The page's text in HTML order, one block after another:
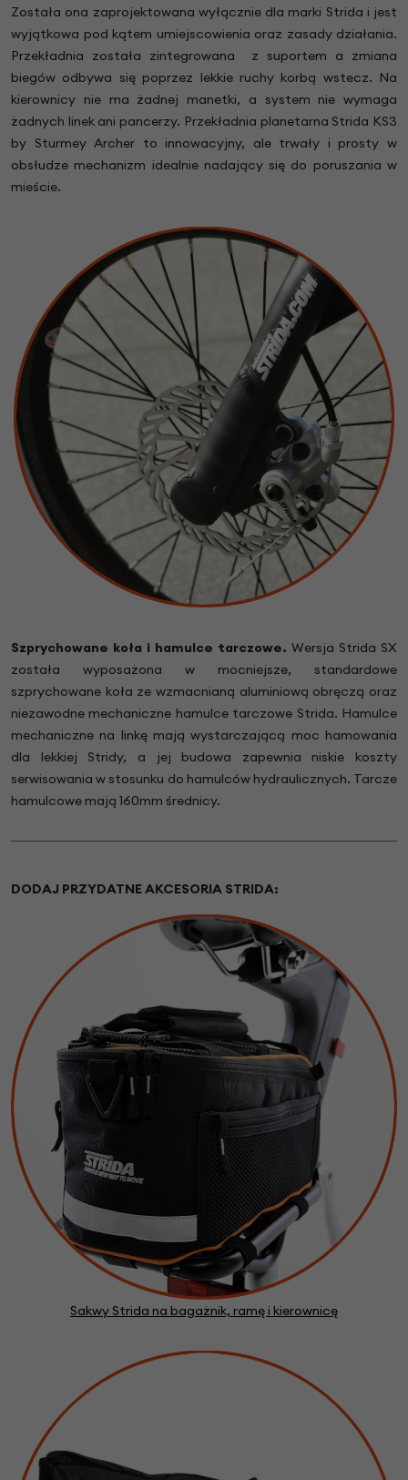
Została ona zaprojektowana wyłącznie dla marki Strida i jest
wyjątkowa pod kątem umiejscowienia oraz zasady działania.
Przekładnia została zintegrowana z suportem a zmiana
biegów odbywa się poprzez lekkie ruchy korbą wstecz. Na
kierownicy nie ma żadnej manetki, a system nie wymaga
żadnych linek ani pancerzy. Przekładnia planetarna Strida KS3
by Sturmey Archer to innowacyjny, ale trwały i prosty w
obsłudze mechanizm idealnie nadający się do poruszania w
mieście.
Szprychowane koła i hamulce tarczowe. Wersja Strida SX
została wyposażona w mocniejsze, standardowe
szprychowane koła ze wzmacnianą aluminiową obręczą oraz
niezawodne mechaniczne hamulce tarczowe Strida. Hamulce
mechaniczne na linkę mają wystarczającą moc hamowania
dla lekkiej Stridy, a jej budowa zapewnia niskie koszty
serwisowania w stosunku do hamulców hydraulicznych. Tarcze
hamulcowe mają 160mm średnicy.
DODAJ PRZYDATNE AKCESORIA STRIDA:
Sakwy Strida na bagażnik, ramę i kierownicę